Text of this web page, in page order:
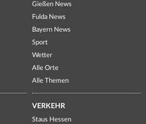
Gießen News
Fulda News
Bayern News
Sport
Wetter
Alle Orte
Alle Themen
VERKEHR
Staus Hessen